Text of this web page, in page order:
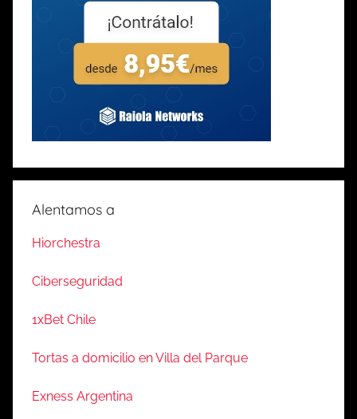
Alentamos a
Hiorchestra
Ciberseguridad
1xBet Chile
Tortas a domicilio en Villa del Parque
Exness Argentina